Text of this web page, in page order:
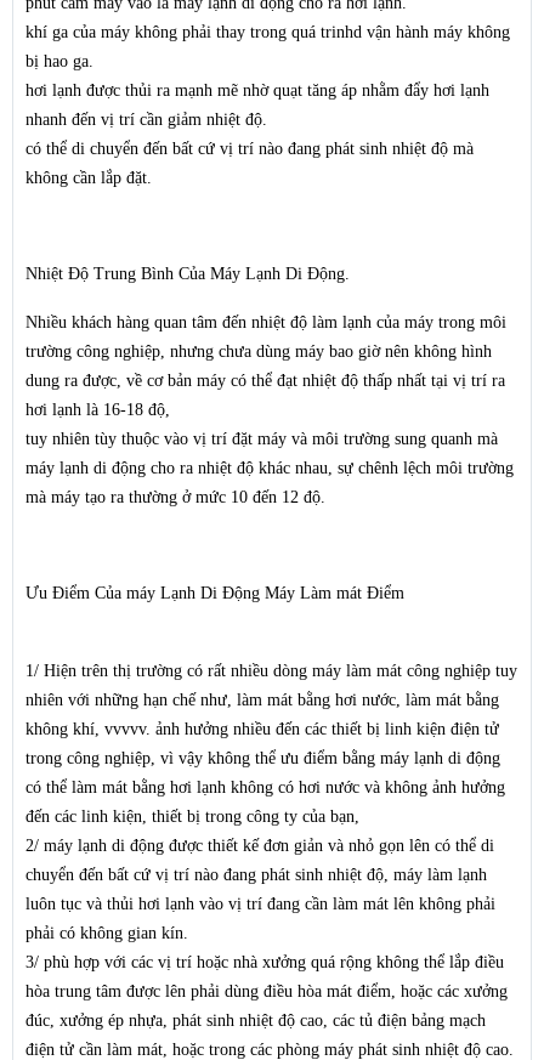
khí ga của máy không phải thay trong quá trinhd vận hành máy không
bị hao ga.
hơi lạnh được thủi ra mạnh mẽ nhờ quạt tăng áp nhằm đẩy hơi lạnh
nhanh đến vị trí cần giảm nhiệt độ.
có thể di chuyển đến bất cứ vị trí nào đang phát sinh nhiệt độ mà
không cần lắp đặt.
Nhiệt Độ Trung Bình Của Máy Lạnh Di Động.
Nhiều khách hàng quan tâm đến nhiệt độ làm lạnh của máy trong môi
trường công nghiệp, nhưng chưa dùng máy bao giờ nên không hình
dung ra được, về cơ bản máy có thể đạt nhiệt độ thấp nhất tại vị trí ra
hơi lạnh là 16-18 độ,
tuy nhiên tùy thuộc vào vị trí đặt máy và môi trường sung quanh mà
máy lạnh di động cho ra nhiệt độ khác nhau, sự chênh lệch môi trường
mà máy tạo ra thường ở mức 10 đến 12 độ.
Ưu Điểm Của máy Lạnh Di Động Máy Làm mát Điểm
1/ Hiện trên thị trường có rất nhiều dòng máy làm mát công nghiệp tuy
nhiên với những hạn chế như, làm mát bằng hơi nước, làm mát bằng
không khí, vvvvv. ảnh hưởng nhiều đến các thiết bị linh kiện điện tử
trong công nghiệp, vì vậy không thể ưu điểm bằng máy lạnh di động
có thể làm mát bằng hơi lạnh không có hơi nước và không ảnh hưởng
đến các linh kiện, thiết bị trong công ty của bạn,
2/ máy lạnh di động được thiết kế đơn giản và nhỏ gọn lên có thể di
chuyển đến bất cứ vị trí nào đang phát sinh nhiệt độ, máy làm lạnh
luôn tục và thủi hơi lạnh vào vị trí đang cần làm mát lên không phải
phải có không gian kín.
3/ phù hợp với các vị trí hoặc nhà xưởng quá rộng không thể lắp điều
hòa trung tâm được lên phải dùng điều hòa mát điểm, hoặc các xưởng
đúc, xưởng ép nhựa, phát sinh nhiệt độ cao, các tủ điện bảng mạch
điện tử cần làm mát, hoặc trong các phòng máy phát sinh nhiệt độ cao.